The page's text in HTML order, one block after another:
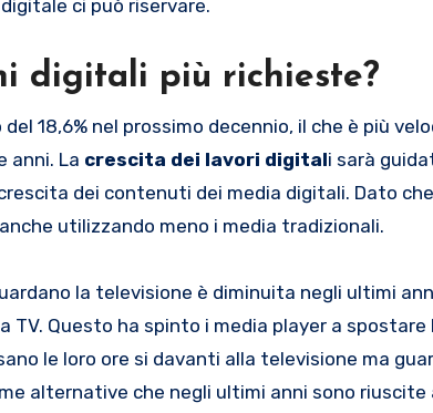
ci può riservare.
digitali più richieste?
18,6% nel prossimo decennio, il che è più
anni. La crescita dei lavori digitali sarà
dei contenuti dei media digitali. Dato
utilizzando meno i media tradizionali.
la televisione è diminuita negli ultimi
TV. Questo ha spinto i media player a
le loro ore si davanti alla televisione ma
alternative che negli ultimi anni sono riuscite